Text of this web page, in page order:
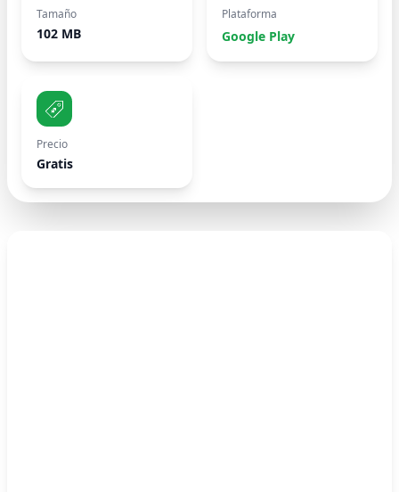
Tamaño
102 MB
Plataforma
Google Play
Precio
Gratis